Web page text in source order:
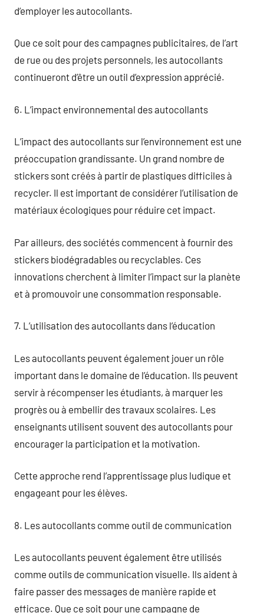
d’employer les autocollants.
Que ce soit pour des campagnes publicitaires, de l’art
de rue ou des projets personnels, les autocollants
continueront d’être un outil d’expression apprécié.
6. L’impact environnemental des autocollants
L’impact des autocollants sur l’environnement est une
préoccupation grandissante. Un grand nombre de
stickers sont créés à partir de plastiques difficiles à
recycler. Il est important de considérer l’utilisation de
matériaux écologiques pour réduire cet impact.
Par ailleurs, des sociétés commencent à fournir des
stickers biodégradables ou recyclables. Ces
innovations cherchent à limiter l’impact sur la planète
et à promouvoir une consommation responsable.
7. L’utilisation des autocollants dans l’éducation
Les autocollants peuvent également jouer un rôle
important dans le domaine de l’éducation. Ils peuvent
servir à récompenser les étudiants, à marquer les
progrès ou à embellir des travaux scolaires. Les
enseignants utilisent souvent des autocollants pour
encourager la participation et la motivation.
Cette approche rend l’apprentissage plus ludique et
engageant pour les élèves.
8. Les autocollants comme outil de communication
Les autocollants peuvent également être utilisés
comme outils de communication visuelle. Ils aident à
faire passer des messages de manière rapide et
efficace. Que ce soit pour une campagne de